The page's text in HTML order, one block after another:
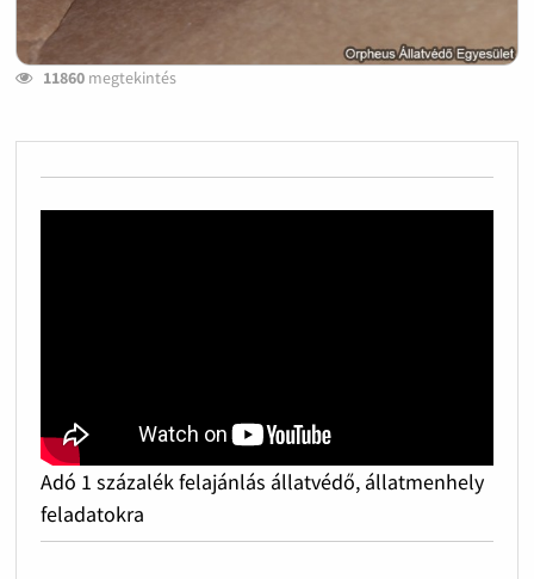
11860megtekintés
Adó 1 százalék felajánlás állatvédő, állatmenhely
feladatokra